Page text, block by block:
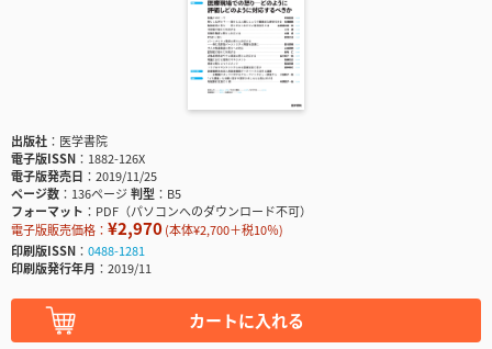
出版社
医学書院
電子版ISSN
1882-126X
電子版発売日
2019/11/25
ページ数
136ページ判型
B5
フォーマット
PDF（パソコンへのダウンロード不可）
電子版販売価格： ¥2,970(本体¥2,700＋税10％)
印刷版ISSN
0488-1281
印刷版発行年月
2019/11
カートに入れる